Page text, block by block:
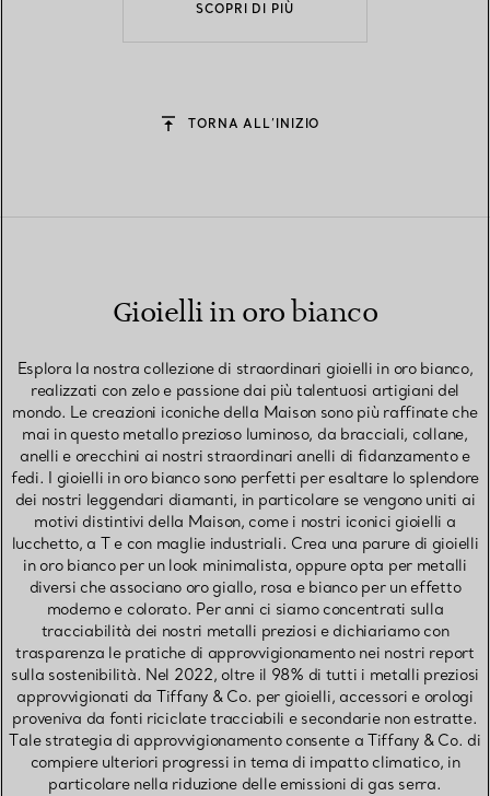
SCOPRI DI PIÙ
TORNA ALL’INIZIO
Gioielli in oro bianco
Esplora la nostra collezione di straordinari gioielli in oro bianco,
realizzati con zelo e passione dai più talentuosi artigiani del
mondo. Le creazioni iconiche della Maison sono più raffinate che
mai in questo metallo prezioso luminoso, da bracciali, collane,
anelli e orecchini ai nostri straordinari anelli di fidanzamento e
fedi. I gioielli in oro bianco sono perfetti per esaltare lo splendore
dei nostri leggendari diamanti, in particolare se vengono uniti ai
motivi distintivi della Maison, come i nostri iconici gioielli a
lucchetto, a T e con maglie industriali. Crea una parure di gioielli
in oro bianco per un look minimalista, oppure opta per metalli
diversi che associano oro giallo, rosa e bianco per un effetto
moderno e colorato. Per anni ci siamo concentrati sulla
tracciabilità dei nostri metalli preziosi e dichiariamo con
trasparenza le pratiche di approvvigionamento nei nostri report
sulla sostenibilità. Nel 2022, oltre il 98% di tutti i metalli preziosi
approvvigionati da Tiffany & Co. per gioielli, accessori e orologi
proveniva da fonti riciclate tracciabili e secondarie non estratte.
Tale strategia di approvvigionamento consente a Tiffany & Co. di
compiere ulteriori progressi in tema di impatto climatico, in
particolare nella riduzione delle emissioni di gas serra.